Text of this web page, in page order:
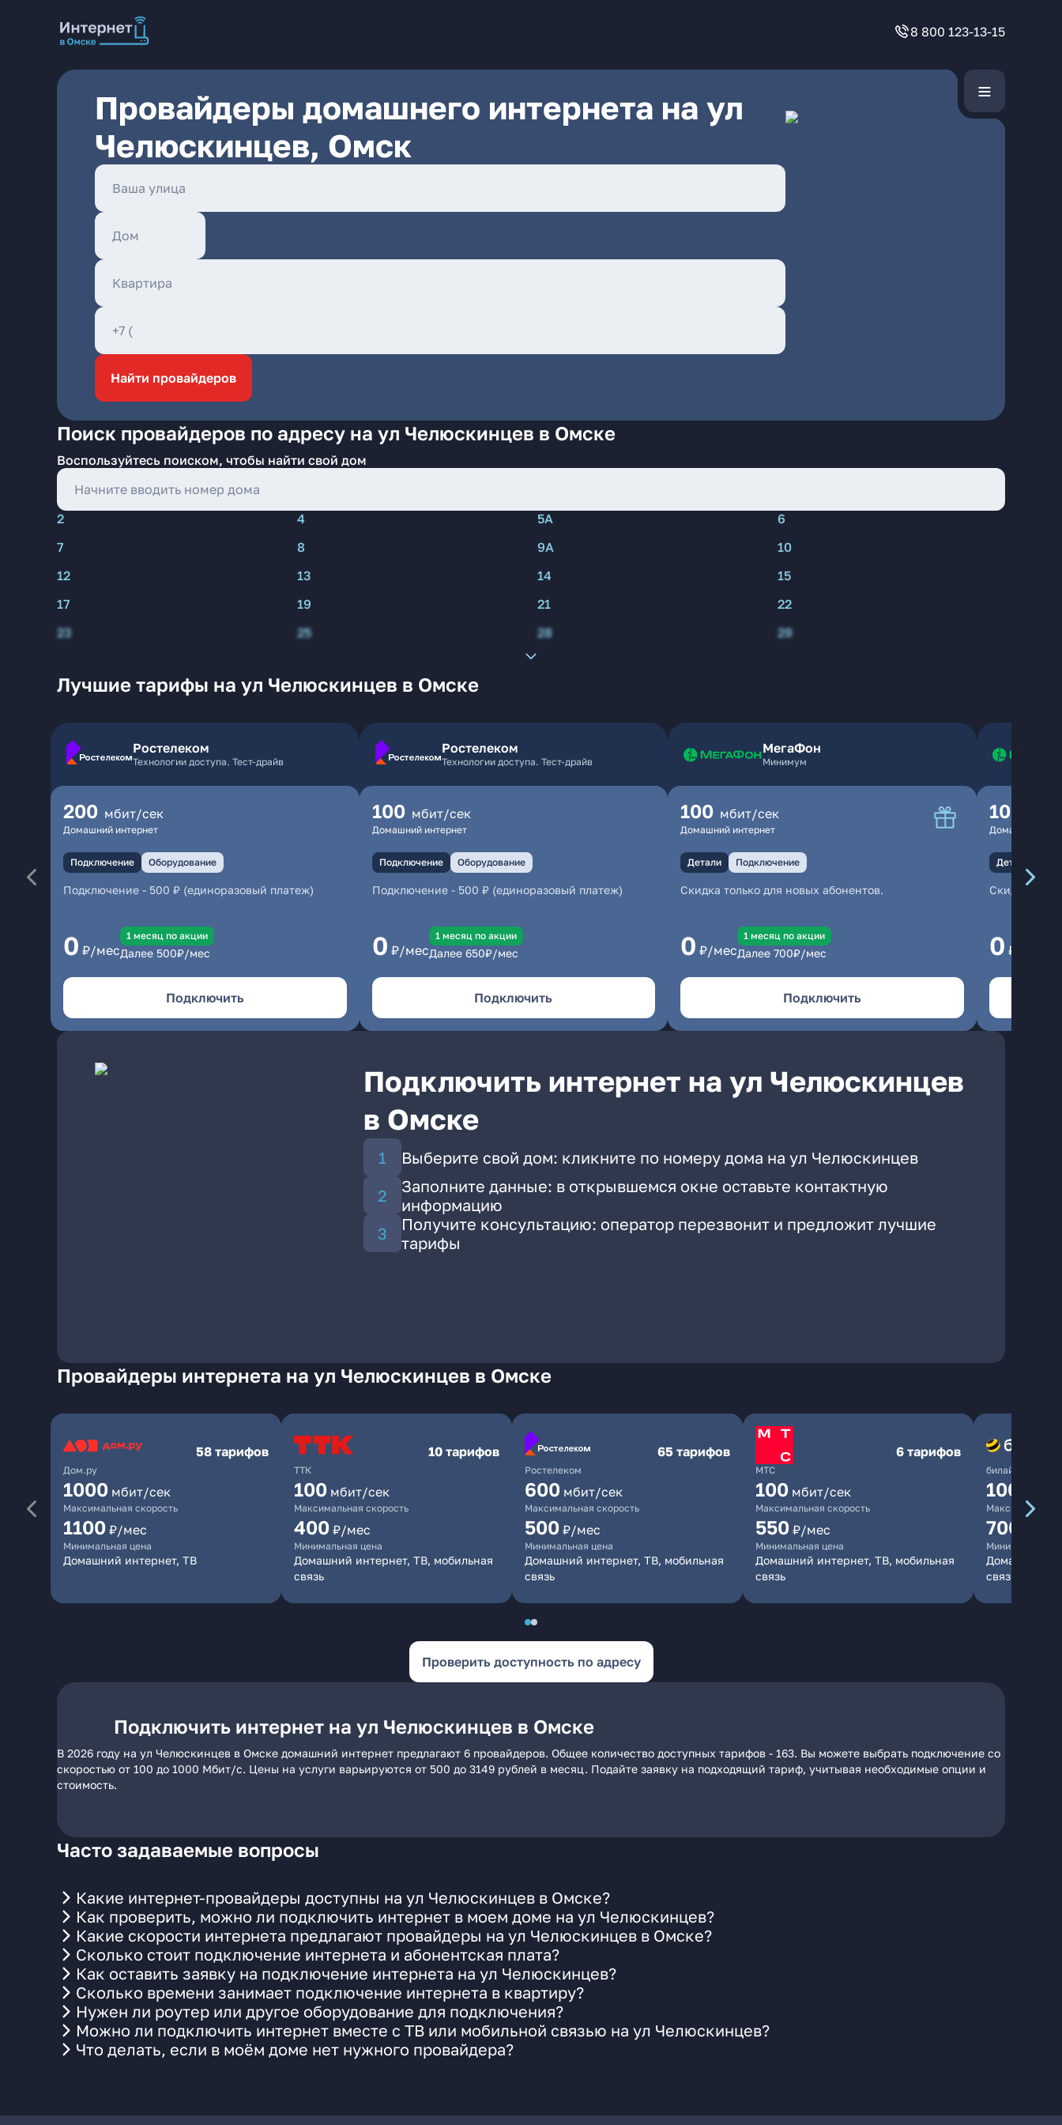
8 800 123-13-15
Провайдеры домашнего интернета на ул
Челюскинцев, Омск
Найти провайдеров
Поиск провайдеров по адресу на ул Челюскинцев в Омске
Воспользуйтесь поиском, чтобы найти свой дом
2 4 5А
6
7
8 9А
10
12
13 14
15
17
19 21
22
23
25 28 29
Лучшие тарифы на ул Челюскинцев в Омске
Ростелеком
Технологии доступа. Тест-драйв
200 мбит/сек
Домашний интернет
Подключение Оборудование
Подключение - 500 ₽ (единоразовый платеж)
0 ₽/мес
1 месяц по акции
Далее 500₽/мес
Подключить
Ростелеком
Технологии доступа. Тест-драйв
100 мбит/сек
Домашний интернет
Подключение Оборудование
Подключение- 500 ₽ (единоразовый платеж)
0 ₽/мес
1 месяц по акции
Далее 650₽/мес
Подключить
МегаФон
Минимум
100 мбит/сек
Домашний интернет
Детали Подключение
Скидка только для новых абонентов.
0 ₽/мес
1 месяц по акции
Далее 700₽/мес
Подключить
100
Домашний
Детали
Скидка
0 ₽/мес
Подключить интернет на ул Челюскинцев
в Омске
Выберите свой дом: кликните по номеру дома на ул Челюскинцев
Заполните данные: в открывшемся окне оставьте контактную
информацию
Получите консультацию: оператор перезвонит и предложит лучшие
тарифы
Провайдеры интернета на ул Челюскинцев в Омске
Дом.ру
58 тарифов
1000 мбит/сек
Максимальная скорость
1100 ₽/мес
Минимальная цена
Домашний интернет, ТВ
ТТК
10 тарифов
100 мбит/сек
Максимальная скорость
400 ₽/мес
Минимальная цена
Домашний интернет, ТВ, мобильная
связь
Ростелеком
65 тарифов
600 мбит/сек
Максимальная скорость
500 ₽/мес
Минимальная цена
Домашний интернет, ТВ, мобильная
связь
МТС
6 тарифов
100 мбит/сек
Максимальная скорость
550 ₽/мес
Минимальная цена
Домашний интернет, ТВ, мобильная
связь
билайн
1000
Максимальная
700
Минимальная
Домашний
связь
Проверить доступность по адресу
Подключить интернет на ул Челюскинцев в Омске
В 2026 году на ул Челюскинцев в Омске домашний интернет предлагают 6 провайдеров. Общее количество доступных тарифов - 163. Вы можете выбрать подключение со
скоростью от 100 до 1000 Мбит/с. Цены на услуги варьируются от 500 до 3149 рублей в месяц. Подайте заявку на подходящий тариф, учитывая необходимые опции и
стоимость.
Часто задаваемые вопросы
Какие интернет-провайдеры доступны на ул Челюскинцев в Омске?
Как проверить, можно ли подключить интернет в моем доме на ул Челюскинцев?
Какие скорости интернета предлагают провайдеры на ул Челюскинцев в Омске?
Сколько стоит подключение интернета и абонентская плата?
Как оставить заявку на подключение интернета на ул Челюскинцев?
Сколько времени занимает подключение интернета в квартиру?
Нужен ли роутер или другое оборудование для подключения?
Можно ли подключить интернет вместе с ТВ или мобильной связью на ул Челюскинцев?
Что делать, если в моём доме нет нужного провайдера?